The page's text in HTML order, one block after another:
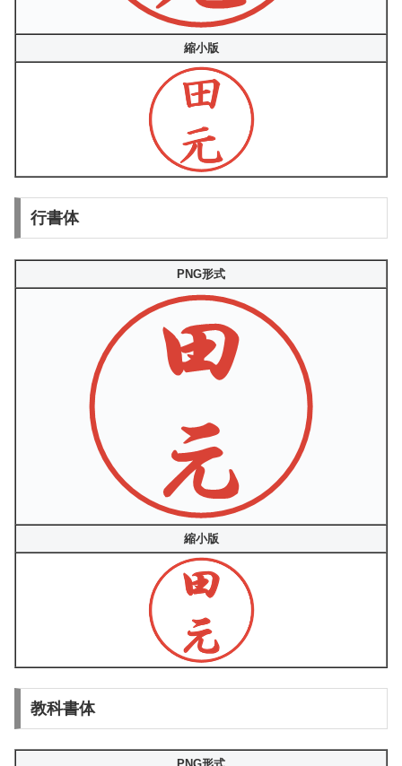
縮小版
行書体
PNG形式
縮小版
教科書体